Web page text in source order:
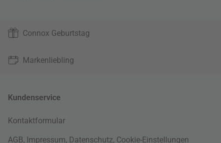
Connox Geburtstag
Markenliebling
Kundenservice
Kontaktformular
AGB, Impressum, Datenschutz, Cookie-Einstellungen